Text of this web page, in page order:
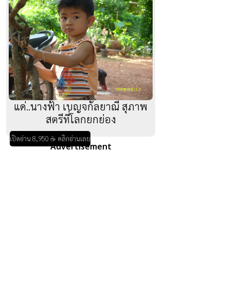
แด่..นางฟ้า เบญจกัลยาณี สุภาพ
สตรีที่โลกยกย่อง
เปิดอ่าน 8,950 ☕ คลิกอ่านเลย
Advertisement